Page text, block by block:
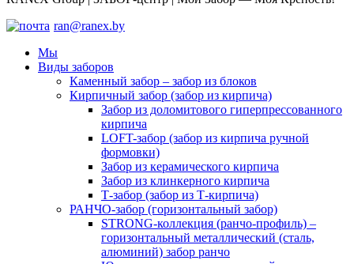
ran@ranex.by
Мы
Виды заборов
Каменный забор – забор из блоков
Кирпичный забор (забор из кирпича)
Забор из доломитового гиперпрессованного
кирпича
LOFT-забор (забор из кирпича ручной
формовки)
Забор из керамического кирпича
Забор из клинкерного кирпича
Т-забор (забор из Т-кирпича)
РАНЧО-забор (горизонтальный забор)
STRONG-коллекция (ранчо-профиль) –
горизонтальный металлический (сталь,
алюминий) забор ранчо